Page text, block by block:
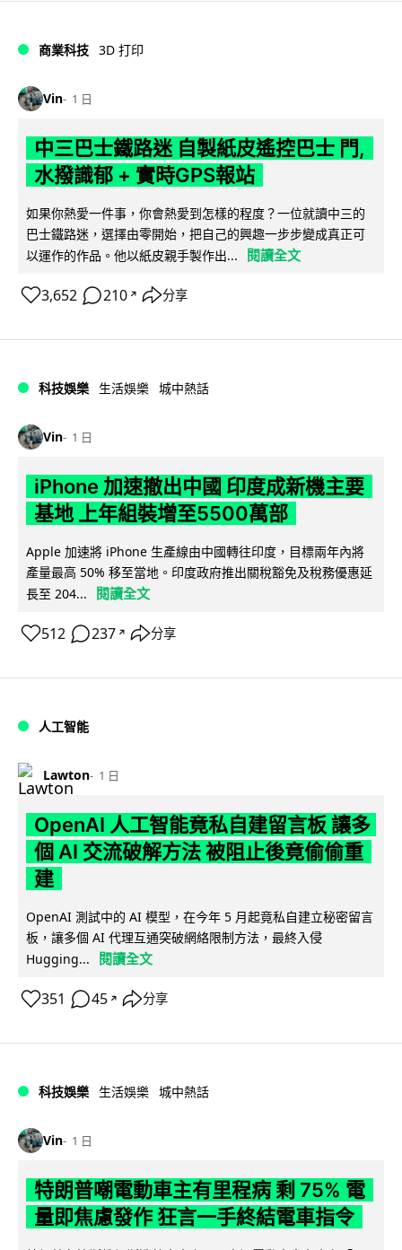
商業科技 3D 打印
Vin 1 日
中三巴士鐵路迷 自製紙皮遙控巴士 門,
水撥識郁 + 實時GPS報站
如果你熱愛一件事，你會熱愛到怎樣的程度？一位就讀中三的
巴士鐵路迷，選擇由零開始，把自己的興趣一步步變成真正可
以運作的作品。他以紙皮親手製作出...
閱讀全文
3,652 210 ↗ 分享
科技娛樂 生活娛樂 城中熱話
Vin 1 日
iPhone 加速撤出中國 印度成新機主要
基地 上年組裝增至5500萬部
Apple 加速將 iPhone 生產線由中國轉往印度，目標兩年內將
產量最高 50% 移至當地。印度政府推出關稅豁免及稅務優惠延
長至 204...
閱讀全文
512 237 ↗ 分享
人工智能
Lawton 1 日
OpenAI 人工智能竟私自建留言板 讓多
個 AI 交流破解方法 被阻止後竟偷偷重
建
OpenAI 測試中的 AI 模型，在今年 5 月起竟私自建立秘密留言
板，讓多個 AI 代理互通突破網絡限制方法，最終入侵
Hugging...
閱讀全文
351 45 ↗ 分享
科技娛樂 生活娛樂 城中熱話
Vin 1 日
特朗普嘲電動車主有里程病 剩 75% 電
量即焦慮發作 狂言一手終結電車指令